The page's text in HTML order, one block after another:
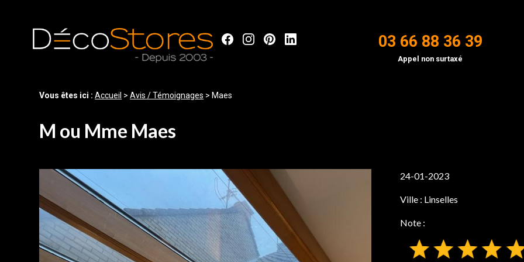
03 66 88 36 39
Appel non surtaxé
Vous êtes ici :Accueil >Avis / Témoignages > Maes
M ou Mme Maes
24-01-2023
Ville : Linselles
Note :